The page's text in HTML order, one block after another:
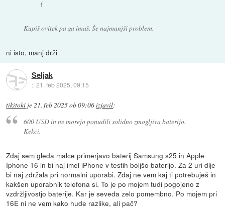
(
Kupiš ovitek pa ga imaš. Še najmanjši problem.
ni isto, manj drži
Seljak
::21. feb 2025, 09:15
tikitoki je21. feb 2025 ob 09:06izjavil:
600 USD in ne morejo ponudili solidno zmogljiva baterijo.
Kekci.
Zdaj sem gleda malce primerjavo baterij Samsung s25 in Apple
Iphone 16 in bi naj imel iPhone v testih boljšo baterijo. Za 2 uri dlje
bi naj zdržala pri normalni uporabi. Zdaj ne vem kaj ti potrebuješ in
kakšen uporabnik telefona si. To je po mojem tudi pogojeno z
vzdržljivostjo baterije. Kar je seveda zelo pomembno. Po mojem pri
16E ni ne vem kako hude razlike, ali pač?